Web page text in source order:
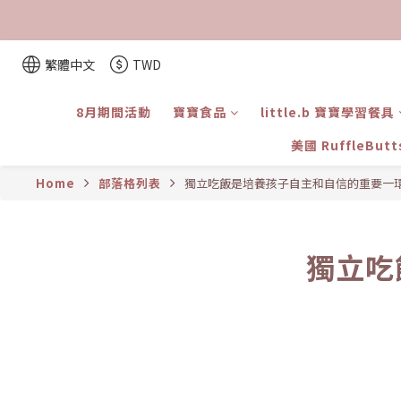
繁體中文 TWD
8月期間活動 寶寶食品
little.b 寶寶學習餐具
美國
Home 部落格列表 獨立吃飯是培養孩子自主和自信的重要一
獨立